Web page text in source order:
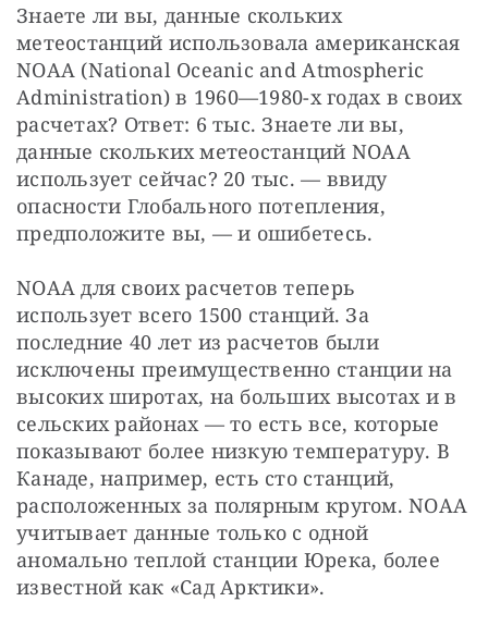
Знаете ли вы, данные скольких
метеостанций использовала американская
NOAA (National Oceanic and Atmospheric
Administration) в 1960—1980-х годах в своих
расчетах? Ответ: 6 тыс. Знаете ли вы,
данные скольких метеостанций NOAA
использует сейчас? 20 тыс. — ввиду
опасности Глобального потепления,
предположите вы, — и ошибетесь.
NOAA для своих расчетов теперь
использует всего 1500 станций. За
последние 40 лет из расчетов были
исключены преимущественно станции на
высоких широтах, на больших высотах и в
сельских районах — то есть все, которые
показывают более низкую температуру. В
Канаде, например, есть сто станций,
расположенных за полярным кругом. NOAA
учитывает данные только с одной
аномально теплой станции Юрека, более
известной как «Сад Арктики».